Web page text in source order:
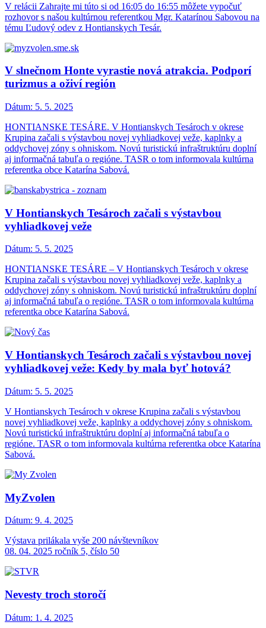
V relácii Zahrajte mi túto si od 16:05 do 16:55 môžete vypočuť
rozhovor s našou kultúrnou referentkou Mgr. Katarínou Sabovou na
tému Ľudový odev z Hontianskych Tesár.
V slnečnom Honte vyrastie nová atrakcia. Podporí
turizmus a oživí región
Dátum: 5. 5. 2025
HONTIANSKE TESÁRE. V Hontianskych Tesároch v okrese
Krupina začali s výstavbou novej vyhliadkovej veže, kaplnky a
oddychovej zóny s ohniskom. Novú turistickú infraštruktúru doplní
aj informačná tabuľa o regióne. TASR o tom informovala kultúrna
referentka obce Katarína Sabová.
V Hontianskych Tesároch začali s výstavbou
vyhliadkovej veže
Dátum: 5. 5. 2025
HONTIANSKE TESÁRE – V Hontianskych Tesároch v okrese
Krupina začali s výstavbou novej vyhliadkovej veže, kaplnky a
oddychovej zóny s ohniskom. Novú turistickú infraštruktúru doplní
aj informačná tabuľa o regióne. TASR o tom informovala kultúrna
referentka obce Katarína Sabová.
V Hontianskych Tesároch začali s výstavbou novej
vyhliadkovej veže: Kedy by mala byť hotová?
Dátum: 5. 5. 2025
V Hontianskych Tesároch v okrese Krupina začali s výstavbou
novej vyhliadkovej veže, kaplnky a oddychovej zóny s ohniskom.
Novú turistickú infraštruktúru doplní aj informačná tabuľa o
regióne. TASR o tom informovala kultúrna referentka obce Katarína
Sabová.
MyZvolen
Dátum: 9. 4. 2025
Výstava prilákala vyše 200 návštevníkov
08. 04. 2025 ročník 5, číslo 50
Nevesty troch storočí
Dátum: 1. 4. 2025